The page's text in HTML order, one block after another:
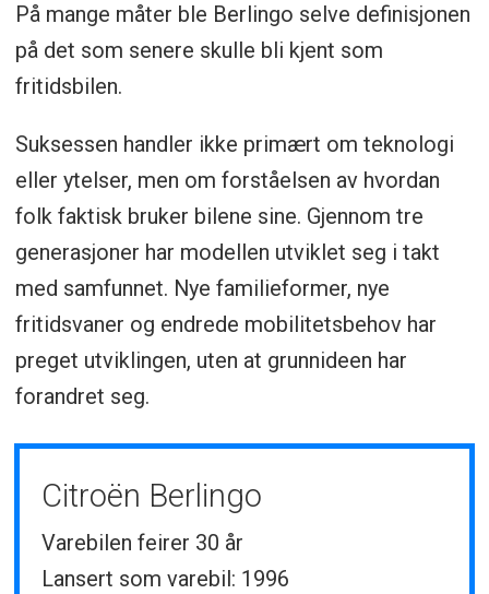
På mange måter ble Berlingo selve definisjonen
på det som senere skulle bli kjent som
fritidsbilen.
Suksessen handler ikke primært om teknologi
eller ytelser, men om forståelsen av hvordan
folk faktisk bruker bilene sine. Gjennom tre
generasjoner har modellen utviklet seg i takt
med samfunnet. Nye familieformer, nye
fritidsvaner og endrede mobilitetsbehov har
preget utviklingen, uten at grunnideen har
forandret seg.
Citroën Berlingo
Varebilen feirer 30 år
Lansert som varebil: 1996